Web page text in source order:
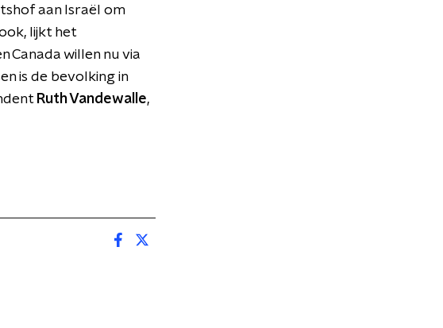
aan Israël om
lijkt het
Canada willen nu via
is de bevolking in
Ruth Vandewalle,